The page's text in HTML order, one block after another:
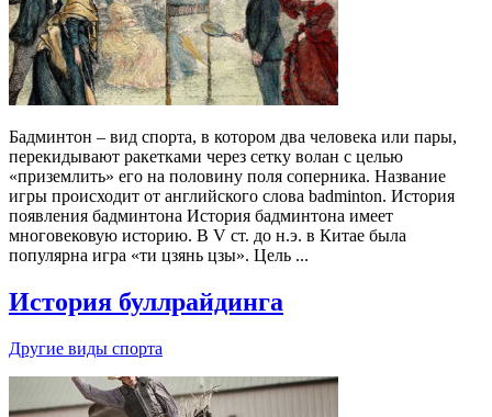
Бадминтон – вид спорта, в котором два человека или пары,
перекидывают ракетками через сетку волан с целью
«приземлить» его на половину поля соперника. Название
игры происходит от английского слова badminton. История
появления бадминтона История бадминтона имеет
многовековую историю. В V ст. до н.э. в Китае была
популярна игра «ти цзянь цзы». Цель ...
История буллрайдинга
Другие виды спорта